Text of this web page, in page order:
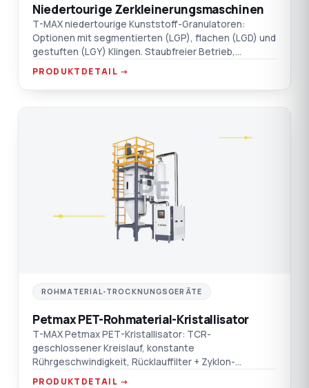
Niedertourige Zerkleinerungsmaschinen
T-MAX niedertourige Kunststoff-Granulatoren:
Optionen mit segmentierten (LGP), flachen (LGD) und
gestuften (LGY) Klingen. Staubfreier Betrieb,
schalldämmender Doppelwandtrichter.
PRODUKTDETAIL →
PE
ROHMATERIAL-TROCKNUNGSGERÄTE
Petmax PET-Rohmaterial-Kristallisator
T-MAX Petmax PET-Kristallisator: TCR-
geschlossener Kreislauf, konstante
Rührgeschwindigkeit, Rücklauffilter + Zyklon-
Staubsammler, doppelter Übertemperaturschutz.
PRODUKTDETAIL →